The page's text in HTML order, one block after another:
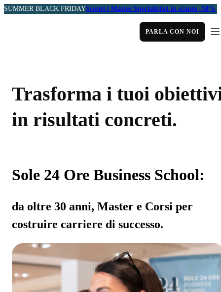
SUMMER BLACK FRIDAYScopri i Master Specialistici in sconto -50%
PARLA CON NOI
Trasforma i tuoi
in risultati concreti.
Sole 24 Ore Business School:
da oltre 30 anni, Master e Corsi per
costruire carriere di successo.